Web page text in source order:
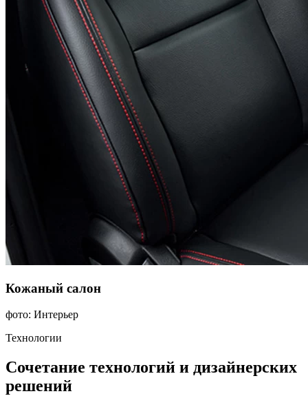
Кожаный салон
фото: Интерьер
Технологии
Сочетание технологий и дизайнерских
решений